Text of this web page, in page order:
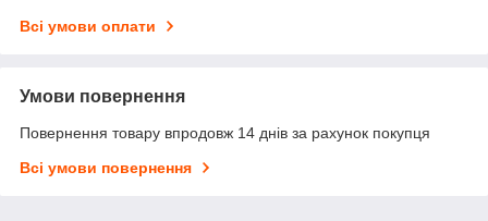
Всі умови оплати
Умови повернення
Повернення товару впродовж 14 днів за рахунок покупця
Всі умови повернення